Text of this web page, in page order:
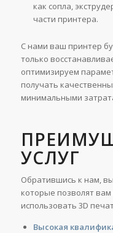
как сопла,
части принтера.
С нами ваш принтер
только
оптимизируем
получать
минимальными
УСЛУГ
Обратившись к нам,
которые позволят
использовать 3D
Высокая